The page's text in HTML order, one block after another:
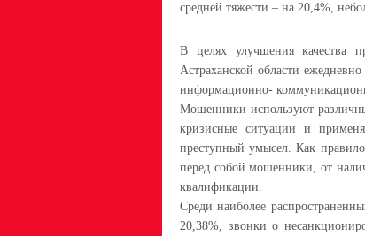
средней тяжести – на 20,4%,
В целях улучшения качества
Астраханской области
информационно-
Мошенники используют
кризисные ситуации и
преступный умысел. Как
перед собой мошенники, от
квалификации.
Среди наиболее
20,38%, звонки о